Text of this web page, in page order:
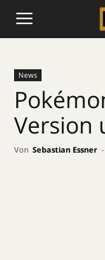
News
Version
Von Sebastian Essner -